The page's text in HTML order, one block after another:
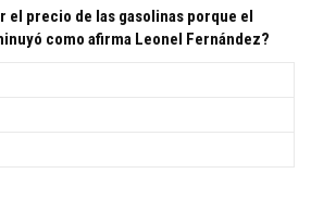
el precio de las gasolinas porque el
como afirma Leonel Fernández?